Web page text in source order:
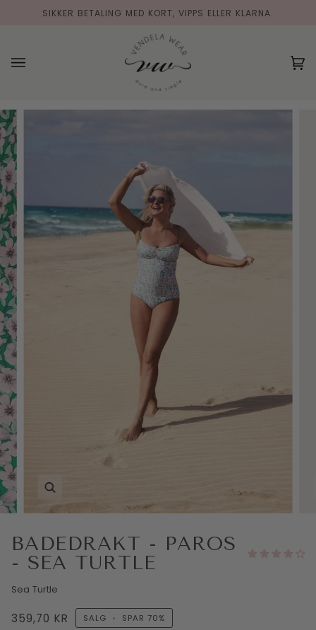
SIKKER BETALING MED KORT, VIPPS ELLER KLARNA.
BADEDRAKT - PAROS
- SEA TURTLE
Sea Turtle
359,70 KR SALG • SPAR 70%